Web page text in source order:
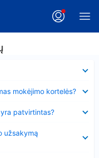
mokėjimo kortelės?
patvirtintas?
užsakymą